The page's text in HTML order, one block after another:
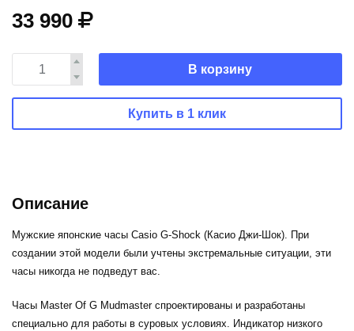
33 990
В корзину
Купить в 1 клик
Описание
Мужские японские часы Casio G-Shock (Касио Джи-Шок). При
создании этой модели были учтены экстремальные ситуации, эти
часы никогда не подведут вас.
Часы Master Of G Mudmaster спроектированы и разработаны
специально для работы в суровых условиях. Индикатор низкого